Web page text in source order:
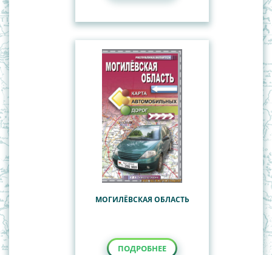
МОГИЛЁВСКАЯ ОБЛАСТЬ
ПОДРОБНЕЕ